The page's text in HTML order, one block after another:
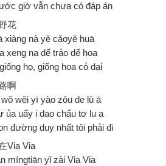
giờ vẫn chưa có đáp án
花
xiàng nà yě cǎoyě huā
xeng na dể trảo dể hoa
họ, giống hoa cỏ dại
啊
wěi yī yào zǒu de lù ā
ủa uẩy i dao chẩu tơ lu a
đường duy nhất tôi phải đi
Via Via
míngtiān yǐ zài Via Via